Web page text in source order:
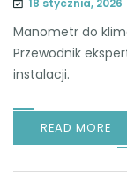
18 stycznia, 2026
Manometr do
Przewodnik
instalacji.
READ MORE